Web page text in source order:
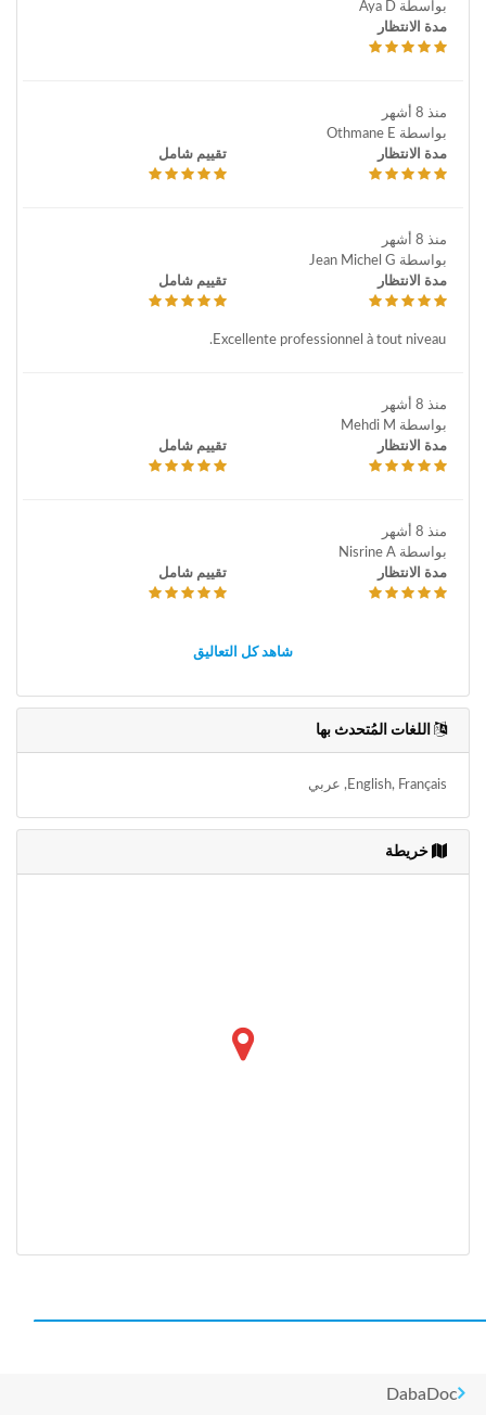
بواسطة Aya D
مدة الانتظار
منذ 8 أشهر
بواسطة Othmane E
مدة الانتظار
تقييم شامل
منذ 8 أشهر
بواسطة Jean Michel G
مدة الانتظار
تقييم شامل
Excellente professionnel à tout niveau.
منذ 8 أشهر
بواسطة Mehdi M
مدة الانتظار
تقييم شامل
منذ 8 أشهر
بواسطة Nisrine A
مدة الانتظار
تقييم شامل
شاهد كل التعاليق
اللغات المُتحدث بها
English, Français, عربي
خريطة
DabaDoc